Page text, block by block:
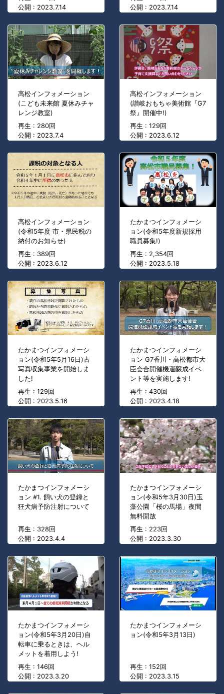
公開 : 2023.7.14
公開 : 2023.7.14
高松インフォメーション
(こども未来館 夏休みチャ
レンジ教室)
再生 : 280回
公開 : 2023.7.4
高松インフォメーション
(讃岐おもちゃ美術館『G7
祭』開催中!)
再生 : 129回
公開 : 2023.6.12
高松インフォメーション
(令和5年度 市・県民税の
納付のお知らせ)
再生 : 389回
公開 : 2023.6.12
たかまつインフォメーシ
ョン(令和5年度新規採用
職員募集!)
再生 : 2,354回
公開 : 2023.5.18
たかまつインフォメーシ
ョン(令和5年5月16日)古
写真収集事業を開始しま
した!
再生 : 129回
公開 : 2023.5.16
たかまつインフォメーシ
ョン G7香川・高松都市大
臣会合開催機運醸成イベ
ント等を実施します!
再生 : 430回
公開 : 2023.4.18
たかまつインフォメーシ
ョン #1. 飼い犬の登録と
狂犬病予防注射について
再生 : 328回
公開 : 2023.4.4
たかまつインフォメーシ
ョン(令和5年3月30日)玉
藻公園「桜の馬場」夜間
無料開放
再生 : 223回
公開 : 2023.3.30
たかまつインフォメーシ
ョン(令和5年3月20日)自
転車に乗るときは、ヘル
メットを着用しよう!
再生 : 146回
公開 : 2023.3.20
たかまつインフォメーシ
ョン(令和5年3月13日)
再生 : 152回
公開 : 2023.3.15